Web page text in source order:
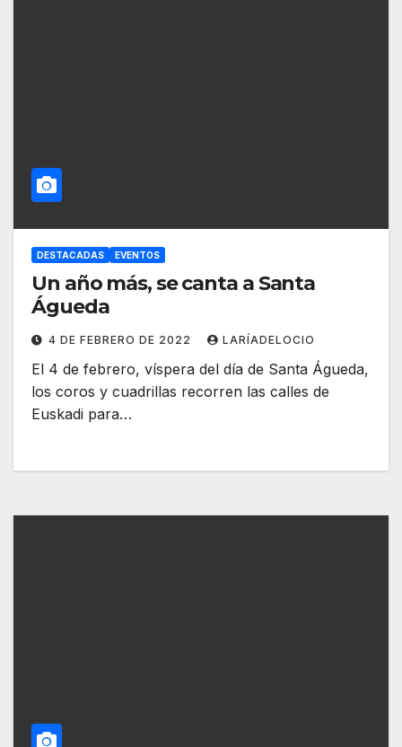
DESTACADAS EVENTOS
Un año más, se canta a Santa
Águeda
4 DE FEBRERO DE 2022 LARÍADELOCIO
El 4 de febrero, víspera del día de Santa Águeda,
los coros y cuadrillas recorren las calles de
Euskadi para…